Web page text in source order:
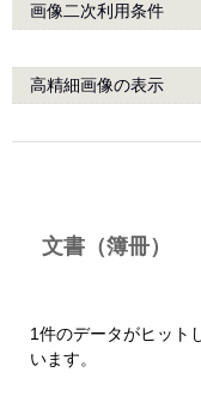
画像二次利用条件
高精細画像の表示
文書（簿冊）
1件のデータがヒット
います。